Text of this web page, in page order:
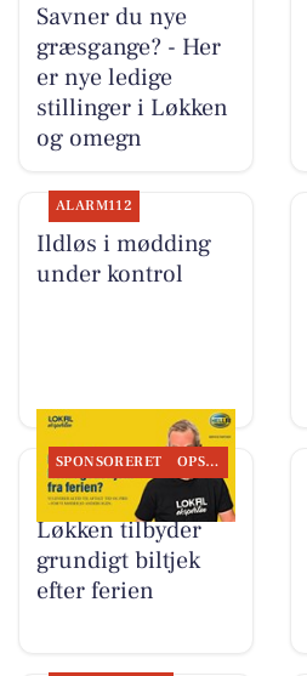
Savner du nye
græsgange? - Her
er nye ledige
stillinger i Løkken
og omegn
ALARM112
Ildløs i mødding
under kontrol
SPONSORERET OPSLAGSTAVLEN
Autogården
Løkken tilbyder
grundigt biltjek
efter ferien